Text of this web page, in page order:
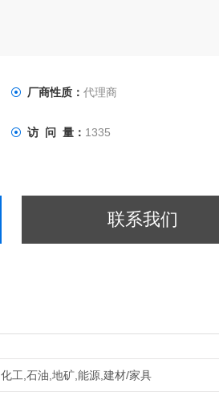
厂商性质：代理商
访 问 量： 1335
联系我们
化工,石油,地矿,能源,建材/家具